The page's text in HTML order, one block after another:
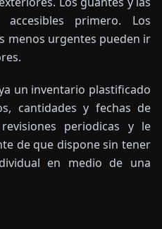
primero. Los
menos urgentes pueden ir
un inventario plastificado
cantidades y fechas de
periodicas y le
de que dispone sin tener
en medio de una